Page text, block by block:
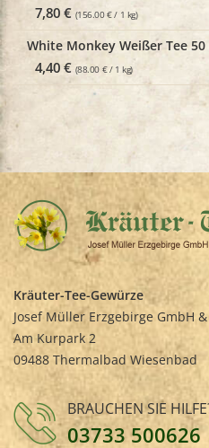
7,80 € (156.00 € / 1 kg)
White Monkey Weißer Tee 50
4,40 € (88.00 € / 1 kg)
Kräuter-Tee-Gewürze
Josef Müller Erzgebirge GmbH &
Am Kurpark 2
09488 Thermalbad Wiesenbad
BRAUCHEN SIE
03733 500626